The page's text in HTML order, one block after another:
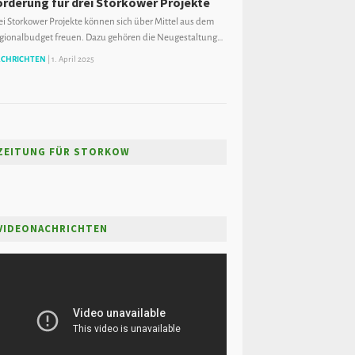
Storkower Projekte können sich über Mittel aus dem
freuen. Dazu gehören die Neugestaltung…
1. April 2025
FÜR STORKOW